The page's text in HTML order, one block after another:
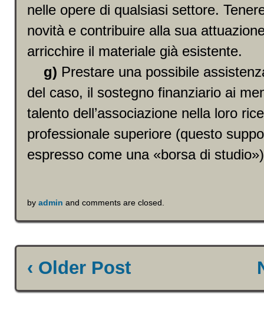
nelle opere di qualsiasi settore.
novità e contribuire alla sua
arricchire il materiale già esistente.
g) Prestare una possibile
del caso, il sostegno finanziario ai
talento dell’associazione nella loro
professionale superiore (questo
espresso come una «borsa di studio»)
byadmin and comments are closed.
‹ Older Post